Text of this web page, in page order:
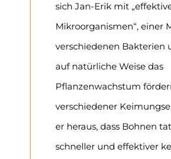
sich Jan-Erik mit
Mikroorganismen“, einer
verschiedenen Bakterien
auf natürliche Weise das
Pflanzenwachstum
verschiedener
er heraus, dass Bohnen
schneller und effektiver